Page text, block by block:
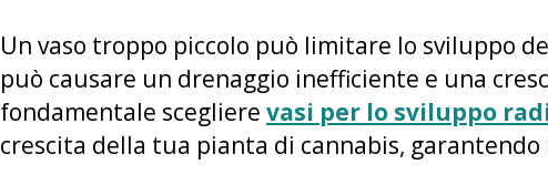
Un vaso troppo piccolo può limitare lo sviluppo
può causare un drenaggio inefficiente e una
fondamentale scegliere vasi per lo sviluppo
crescita della tua pianta di cannabis,